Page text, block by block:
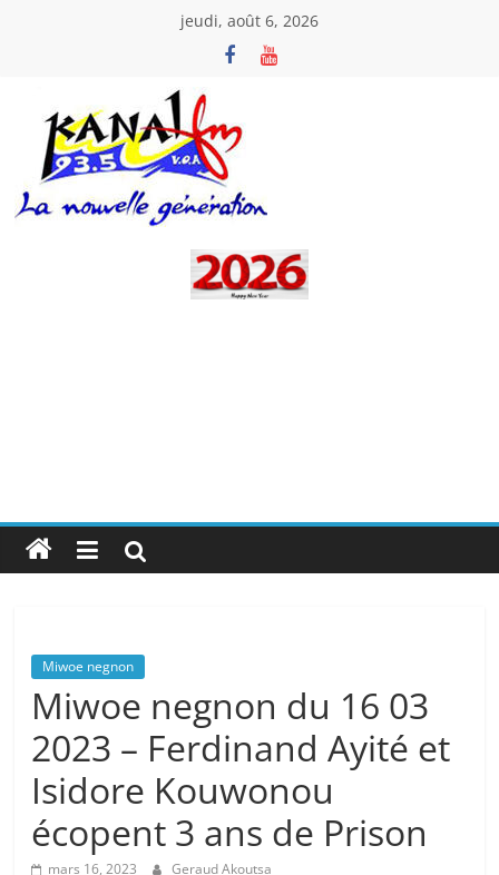
jeudi, août 6, 2026
Kanal
Miwoe negnon
Miwoe negnon du 16 03
2023 – Ferdinand Ayité et
Isidore Kouwonou
écopent 3 ans de Prison
mars 16, 2023 Geraud Akoutsa